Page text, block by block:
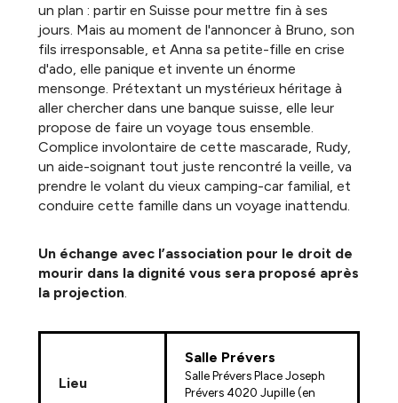
un plan : partir en Suisse pour mettre fin à ses
jours. Mais au moment de l'annoncer à Bruno, son
fils irresponsable, et Anna sa petite-fille en crise
d'ado, elle panique et invente un énorme
mensonge. Prétextant un mystérieux héritage à
aller chercher dans une banque suisse, elle leur
propose de faire un voyage tous ensemble.
Complice involontaire de cette mascarade, Rudy,
un aide-soignant tout juste rencontré la veille, va
prendre le volant du vieux camping-car familial, et
conduire cette famille dans un voyage inattendu.
Un échange avec l’association pour le droit de
mourir dans la dignité vous sera proposé après
la projection.
Lieu
Salle Prévers
Salle Prévers Place Joseph
Prévers 4020 Jupille (en